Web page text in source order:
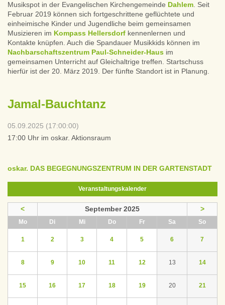
Musikspot in der Evangelischen Kirchengemeinde Dahlem . Seit
Februar 2019 können sich fortgeschrittene geflüchtete und
einheimische Kinder und Jugendliche beim gemeinsamen
Musizieren im Kompass Hellersdorf kennenlernen und
Kontakte knüpfen. Auch die Spandauer Musikkids können im
Nachbarschaftszentrum Paul-Schneider-Haus im
gemeinsamen Unterricht auf Gleichaltrige treffen. Startschuss
hierfür ist der 20. März 2019. Der fünfte Standort ist in Planung.
Jamal-Bauchtanz
05.09.2025 (17:00:00)
17:00 Uhr im oskar. Aktionsraum
oskar. DAS BEGEGNUNGSZENTRUM IN DER GARTENSTADT
Veranstaltungskalender
< September 2025 >
Montag Dienstag Mittwoch DonnerstagFreitag Sa Sonntag
1 2 3 4 5 6 7
8 9 10 11 12 13 14
15 16 17 18 19 20 21